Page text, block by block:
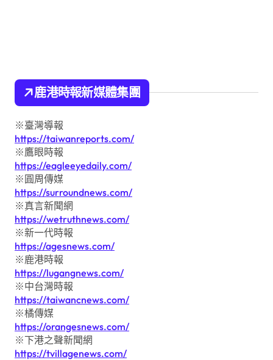
鹿港時報新媒體集團
※臺灣導報
https://taiwanreports.com/
※鷹眼時報
https://eagleeyedaily.com/
※圓周傳媒
https://surroundnews.com/
※真言新聞網
https://wetruthnews.com/
※新一代時報
https://agesnews.com/
※鹿港時報
https://lugangnews.com/
※中台灣時報
https://taiwancnews.com/
※橘傳媒
https://orangesnews.com/
※下港之聲新聞網
https://tvillagenews.com/